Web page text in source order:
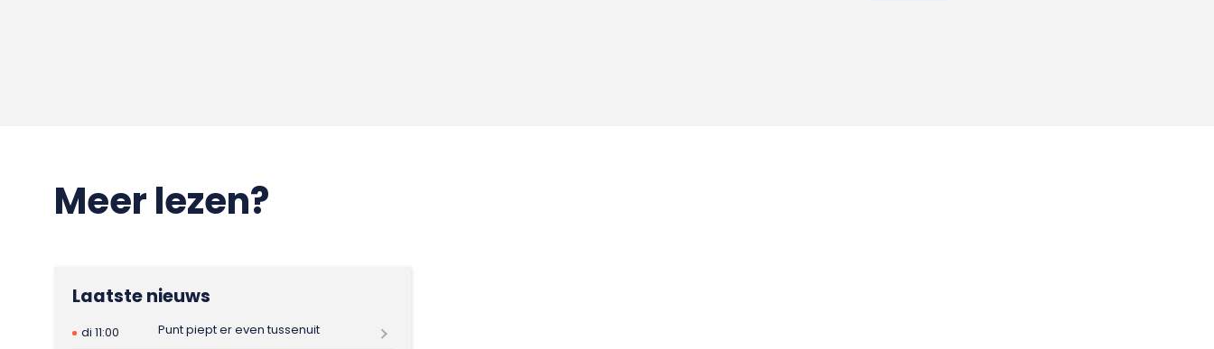
Meer lezen?
Laatste nieuws
di 11:00
Punt piept er even tussenuit